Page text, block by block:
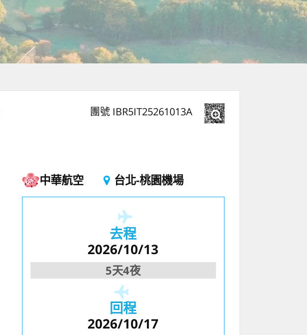
團號 IBR5IT25261013A
中華航空 台北-桃園機場
去程
2026/10/13
5天4夜
回程
2026/10/17